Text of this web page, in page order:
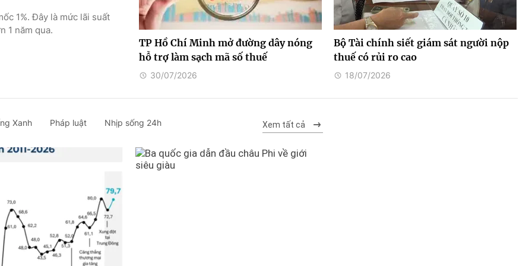
1%. Đây là mức lãi suất
1 năm qua.
TP Hồ Chí Minh mở đường dây nóng
hỗ trợ làm sạch mã số thuế
30/07/2026
Bộ Tài chính siết giám sát người nộp
thuế có rủi ro cao
18/07/2026
Xanh Pháp luật Nhịp sống 24h Xem tất cả